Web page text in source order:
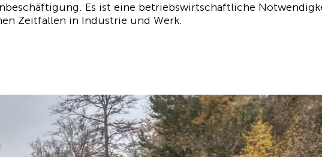
Es ist eine betriebswirtschaftliche
Zeitfallen in Industrie und Werk.